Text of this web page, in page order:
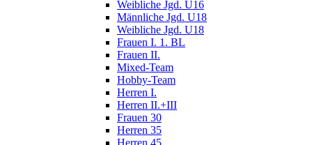
Weibliche Jgd. U16
Männliche Jgd. U18
Weibliche Jgd. U18
Frauen I. 1. BL
Frauen II.
Mixed-Team
Hobby-Team
Herren I.
Herren II.+III
Frauen 30
Herren 35
Herren 45